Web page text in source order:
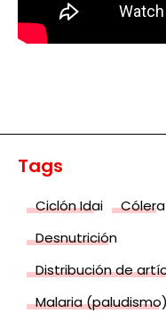
Tags
Ciclón Idai Cólera
Desnutrición
Distribución de
Malaria (paludismo)